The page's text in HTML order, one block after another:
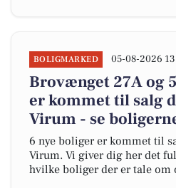
BOLIGMARKED 05-08-2026
Brovænget 27A og
er kommet til salg
Virum - se
6 nye boliger er kommet til
Virum. Vi giver dig her det
hvilke boliger der er tale om